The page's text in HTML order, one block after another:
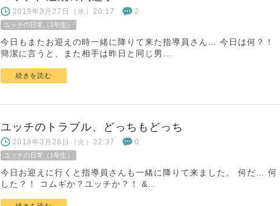
2019年3月27日（水）20:17 2
ユッチの日常（1年生）
今日もまたお迎えの時一緒に降りて来た指導員さん… 今日は何？！
簡潔に言うと、また相手は昨日と同じ男…
続きを読む
ユッチのトラブル、どっちもどっち
2019年3月26日（火）22:37 0
ユッチの日常（1年生）
今日お迎えに行くと指導員さんも一緒に降りて来ました。 何だ… 何
した？！ コムギか？ユッチか？！ &…